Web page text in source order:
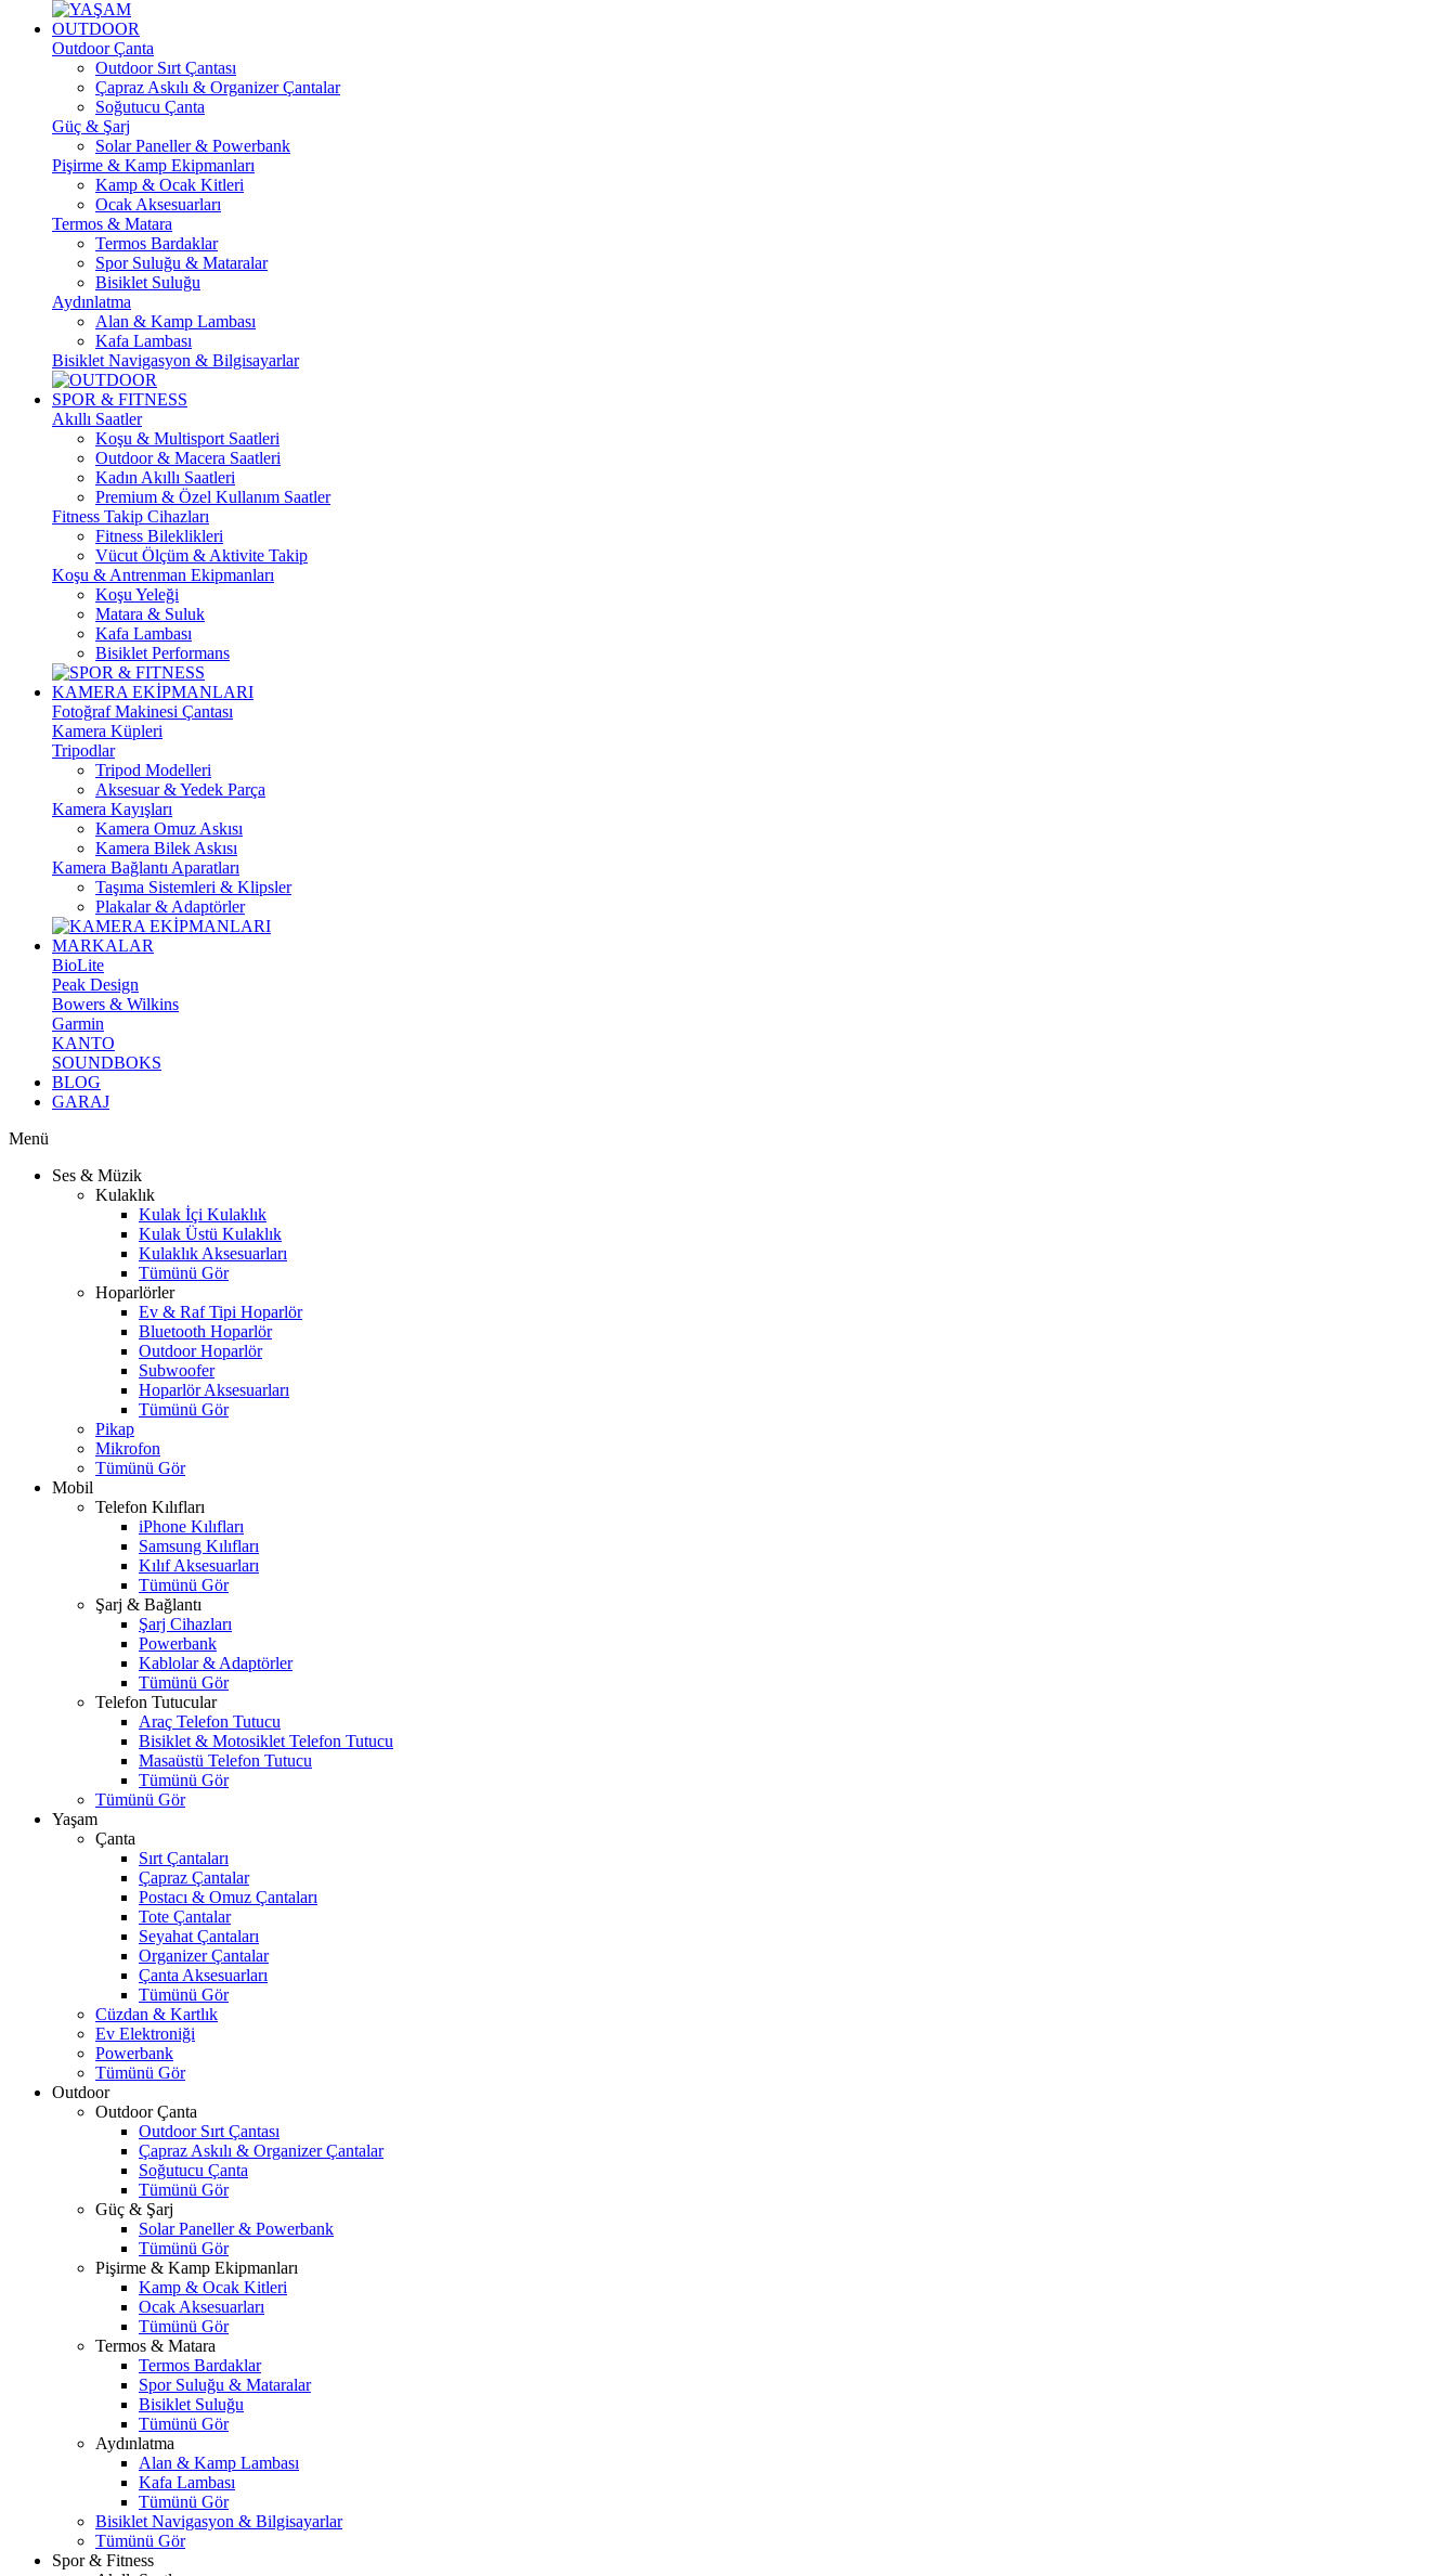
OUTDOOR
Outdoor Çanta
Outdoor Sırt Çantası
Çapraz Askılı & Organizer Çantalar
Soğutucu Çanta
Güç & Şarj
Solar Paneller & Powerbank
Pişirme & Kamp Ekipmanları
Kamp & Ocak Kitleri
Ocak Aksesuarları
Termos & Matara
Termos Bardaklar
Spor Suluğu & Mataralar
Bisiklet Suluğu
Aydınlatma
Alan & Kamp Lambası
Kafa Lambası
Bisiklet Navigasyon & Bilgisayarlar
SPOR & FITNESS
Akıllı Saatler
Koşu & Multisport Saatleri
Outdoor & Macera Saatleri
Kadın Akıllı Saatleri
Premium & Özel Kullanım Saatler
Fitness Takip Cihazları
Fitness Bileklikleri
Vücut Ölçüm & Aktivite Takip
Koşu & Antrenman Ekipmanları
Koşu Yeleği
Matara & Suluk
Kafa Lambası
Bisiklet Performans
KAMERA EKİPMANLARI
Fotoğraf Makinesi Çantası
Kamera Küpleri
Tripodlar
Tripod Modelleri
Aksesuar & Yedek Parça
Kamera Kayışları
Kamera Omuz Askısı
Kamera Bilek Askısı
Kamera Bağlantı Aparatları
Taşıma Sistemleri & Klipsler
Plakalar & Adaptörler
MARKALAR
BioLite
Peak Design
Bowers & Wilkins
Garmin
KANTO
SOUNDBOKS
BLOG
GARAJ
Menü
Ses & Müzik
Kulaklık
Kulak İçi Kulaklık
Kulak Üstü Kulaklık
Kulaklık Aksesuarları
Tümünü Gör
Hoparlörler
Ev & Raf Tipi Hoparlör
Bluetooth Hoparlör
Outdoor Hoparlör
Subwoofer
Hoparlör Aksesuarları
Tümünü Gör
Pikap
Mikrofon
Tümünü Gör
Mobil
Telefon Kılıfları
iPhone Kılıfları
Samsung Kılıfları
Kılıf Aksesuarları
Tümünü Gör
Şarj & Bağlantı
Şarj Cihazları
Powerbank
Kablolar & Adaptörler
Tümünü Gör
Telefon Tutucular
Araç Telefon Tutucu
Bisiklet & Motosiklet Telefon Tutucu
Masaüstü Telefon Tutucu
Tümünü Gör
Tümünü Gör
Yaşam
Çanta
Sırt Çantaları
Çapraz Çantalar
Postacı & Omuz Çantaları
Tote Çantalar
Seyahat Çantaları
Organizer Çantalar
Çanta Aksesuarları
Tümünü Gör
Cüzdan & Kartlık
Ev Elektroniği
Powerbank
Tümünü Gör
Outdoor
Outdoor Çanta
Outdoor Sırt Çantası
Çapraz Askılı & Organizer Çantalar
Soğutucu Çanta
Tümünü Gör
Güç & Şarj
Solar Paneller & Powerbank
Tümünü Gör
Pişirme & Kamp Ekipmanları
Kamp & Ocak Kitleri
Ocak Aksesuarları
Tümünü Gör
Termos & Matara
Termos Bardaklar
Spor Suluğu & Mataralar
Bisiklet Suluğu
Tümünü Gör
Aydınlatma
Alan & Kamp Lambası
Kafa Lambası
Tümünü Gör
Bisiklet Navigasyon & Bilgisayarlar
Tümünü Gör
Spor & Fitness